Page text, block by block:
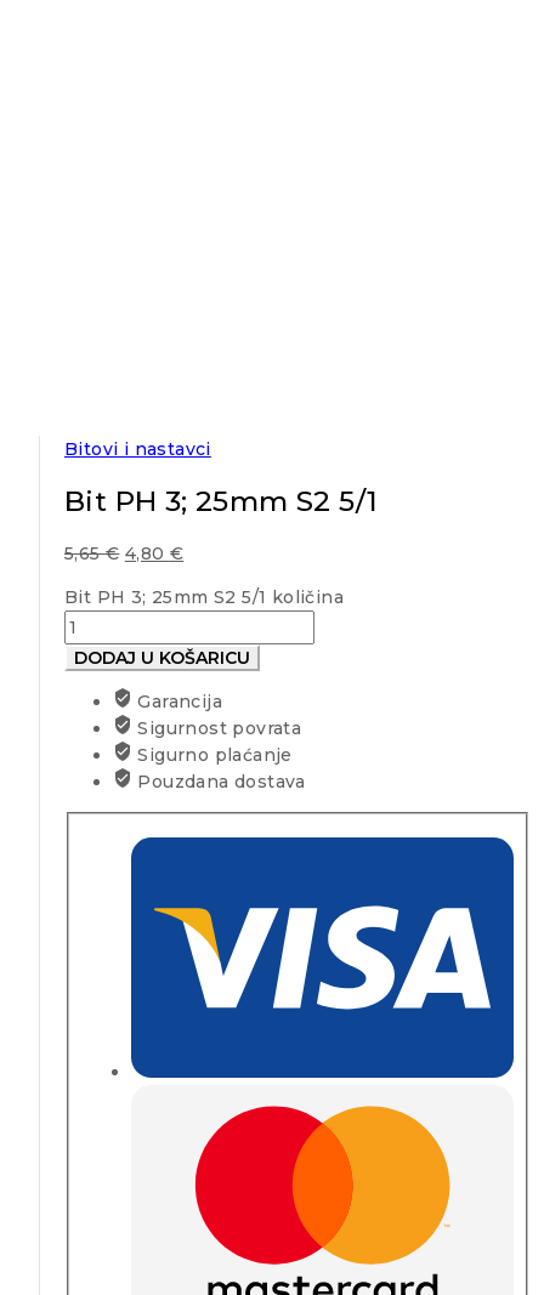
Bitovi i nastavci
Bit PH 3; 25mm S2 5/1
5,65€ 4,80 €
Bit PH 3; 25mm S2 5/1 količina
DODAJ U KOŠARICU
Garancija
Sigurnost povrata
Sigurno plaćanje
Pouzdana dostava